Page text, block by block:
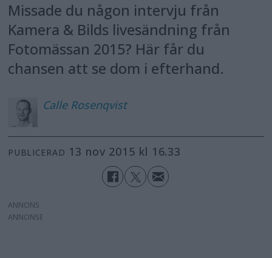
Missade du någon intervju från
Kamera & Bilds livesändning från
Fotomässan 2015? Här får du
chansen att se dom i efterhand.
Calle Rosenqvist
PUBLICERAD 13 nov 2015 kl 16.33
ANNONS